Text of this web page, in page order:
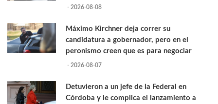
- 2026-08-08
Máximo Kirchner deja correr su
candidatura a gobernador, pero en el
peronismo creen que es para negociar
- 2026-08-07
Detuvieron a un jefe de la Federal en
Córdoba y le complica el lanzamiento a